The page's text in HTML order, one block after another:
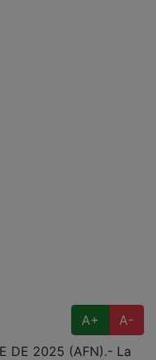
A+
A-
DE 2025 (AFN).- La